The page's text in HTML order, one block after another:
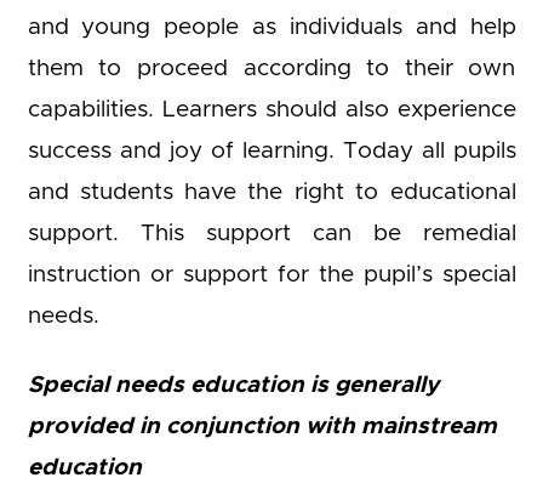
and young people as individuals and help
them to proceed according to their own
capabilities. Learners should also experience
success and joy of learning. Today all pupils
and students have the right to educational
support. This support can be remedial
instruction or support for the pupil’s special
needs.
Special needs education is generally
provided in conjunction with mainstream
education